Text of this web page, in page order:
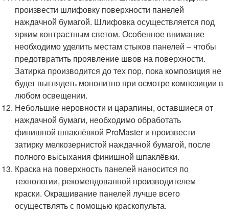
произвести шлифовку поверхности панелей
наждачной бумагой. Шлифовка осуществляется под
ярким контрастным светом. Особенное внимание
необходимо уделить местам стыков панелей – чтобы
предотвратить проявление швов на поверхности.
Затирка производится до тех пор, пока композиция не
будет выглядеть монолитно при осмотре композиции в
любом освещении.
Небольшие неровности и царапины, оставшиеся от
наждачной бумаги, необходимо обработать
финишной шпаклёвкой ProMaster и произвести
затирку мелкозернистой наждачной бумагой, после
полного высыхания финишной шпаклёвки.
Краска на поверхность панелей наносится по
технологии, рекомендованной производителем
краски. Окрашивание панелей лучше всего
осуществлять с помощью краскопульта.